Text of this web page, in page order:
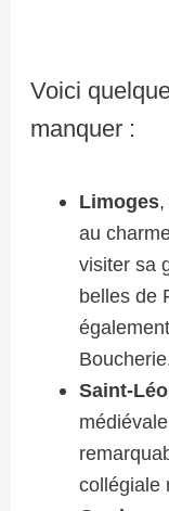
Voici
manquer :
Limoges
au
visiter sa
belles de
Saint-
collégiale